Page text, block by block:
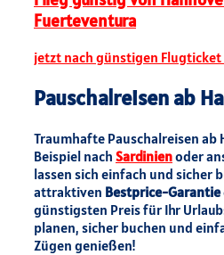
Fuerteventura
jetzt nach günstigen Flugticket
Pauschalreisen ab
Traumhafte Pauschalreisen ab
Beispiel nach Sardinienoder
lassen sich einfach und sicher
attraktiven Bestprice-Garantie
günstigsten Preis für Ihr
planen, sicher buchen und
Zügen genießen!